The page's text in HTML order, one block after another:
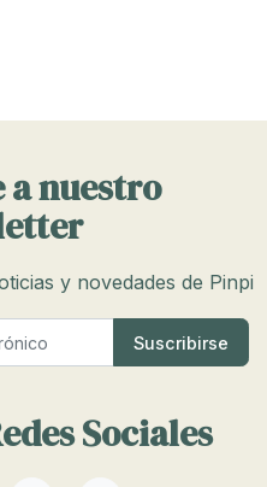
a nuestro
y novedades de Pinpi
Sociales